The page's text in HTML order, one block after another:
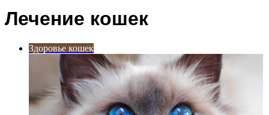
Лечение кошек
Здоровье кошек